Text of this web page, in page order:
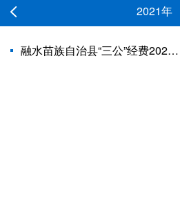
2021年
融水苗族自治县“三公”经费2021年预算安排情况